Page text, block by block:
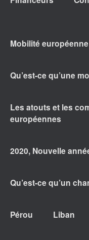
Mobilité européenne
Qu’est-ce qu’une
Les atouts et les
européennes
2020, Nouvelle
Qu’est-ce qu’un
Pérou Liban